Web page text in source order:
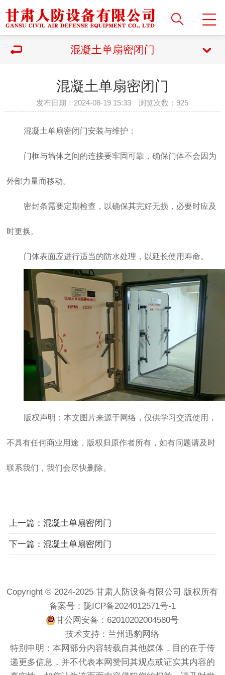
混凝土单扇密闭门
混凝土单扇密闭门
发布日期：2024-08-19 15:33 浏览次数： 925
混凝土单扇密闭门安装与维护：
门框与墙体之间的连接要牢固可靠，确保门体不会因为
外部力量而移动。
密封条需要定期检查，以确保其完好无损，必要时应及
时更换。
门体表面应进行适当的防水处理，以延长使用寿命。
版权声明：本文图片来源于网络，仅供学习交流使用，
不具有任何商业用途，版权归原作者所有，如有问题请及时
联系我们，我们会尽快删除。
上一篇：混凝土单扇密闭门
下一篇：混凝土单扇密闭门
Copyright © 2024-2025 甘肃人防设备有限公司 版权所有
备案号： 陇ICP备2024012571号-1
甘公网安备：62010202004580号
技术支持： 兰州迅豹网络
特别申明：本网部分内容转载自其他媒体，目的在于传
递更多信息，并不代表本网赞同其观点或证实其内容的